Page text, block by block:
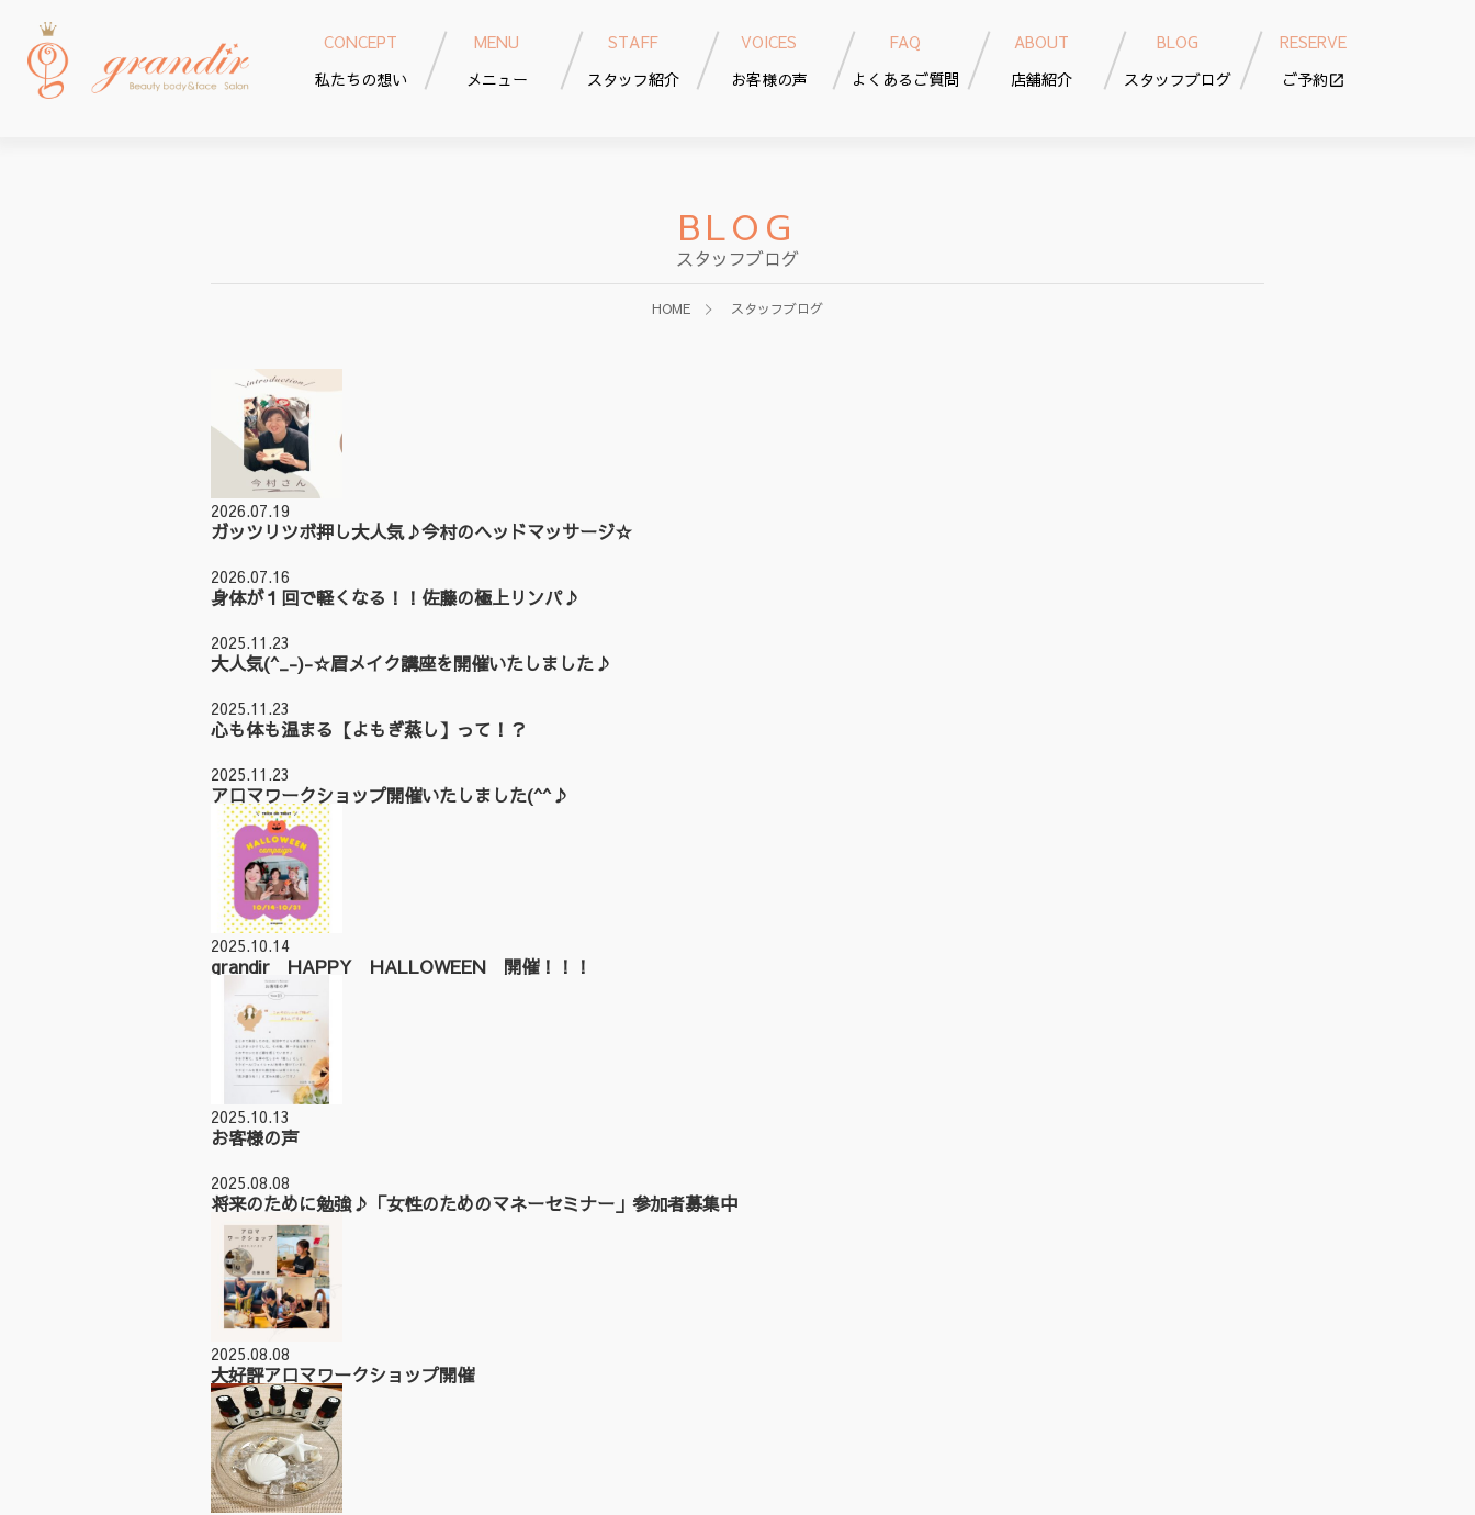
CONCEPT
私たちの想い
MENU
メニュー
STAFF
スタッフ紹介
VOICES
お客様の声
FAQ
よくあるご質問
ABOUT
店舗紹介
BLOG
スタッフブログ
RESERVE
ご予約
BLOG
スタッフブログ
HOME スタッフブログ
2026.07.19
ガッツリツボ押し大人気♪今村のヘッドマッサージ☆
2026.07.16
身体が１回で軽くなる！！佐藤の極上リンパ♪
2025.11.23
大人気(^_-)-☆眉メイク講座を開催いたしました♪
2025.11.23
心も体も温まる【よもぎ蒸し】って！？
2025.11.23
アロマワークショップ開催いたしました(^^♪
2025.10.14
grandir HAPPY HALLOWEEN 開催！！！
2025.10.13
お客様の声
2025.08.08
将来のために勉強♪「女性のためのマネーセミナー」参加者募集中
2025.08.08
大好評アロマワークショップ開催